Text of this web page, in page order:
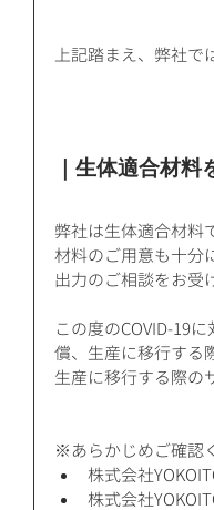
上記踏まえ、弊社で
｜生体適合材
弊社は生体適合材料
材料のご用意も十分
出力のご相談をお受
この度のCOVID-19
償、生産に移行する
生産に移行する際の
※あらかじめご確認
株式会社
株式会社